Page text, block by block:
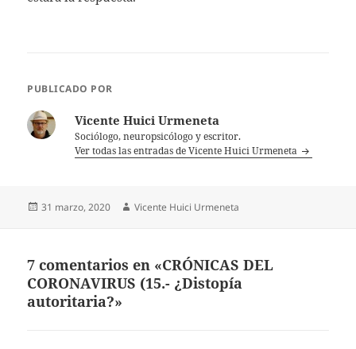
PUBLICADO POR
Vicente Huici Urmeneta
Sociólogo, neuropsicólogo y escritor.
Ver todas las entradas de Vicente Huici Urmeneta
Publicado
31 marzo, 2020 Autor
Vicente Huici Urmeneta
7 comentarios en «CRÓNICAS DEL
CORONAVIRUS (15.- ¿Distopía
autoritaria?»